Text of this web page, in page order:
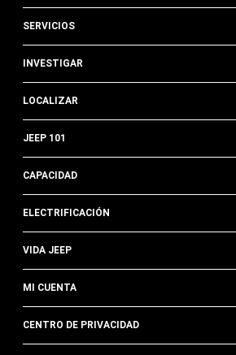
SERVICIOS
INVESTIGAR
LOCALIZAR
JEEP 101
CAPACIDAD
ELECTRIFICACIÓN
VIDA JEEP
MI CUENTA
CENTRO DE PRIVACIDAD